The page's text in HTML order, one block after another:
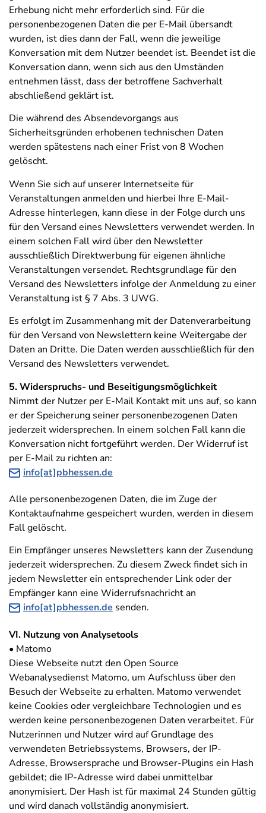
Erhebung nicht mehr erforderlich sind. Für die
personenbezogenen Daten die per E-Mail übersandt
wurden, ist dies dann der Fall, wenn die jeweilige
Konversation mit dem Nutzer beendet ist. Beendet ist die
Konversation dann, wenn sich aus den Umständen
entnehmen lässt, dass der betroffene Sachverhalt
abschließend geklärt ist.
Die während des Absendevorgangs aus
Sicherheitsgründen erhobenen technischen Daten
werden spätestens nach einer Frist von 8 Wochen
gelöscht.
Wenn Sie sich auf unserer Internetseite für
Veranstaltungen anmelden und hierbei Ihre E-Mail-
Adresse hinterlegen, kann diese in der Folge durch uns
für den Versand eines Newsletters verwendet werden. In
einem solchen Fall wird über den Newsletter
ausschließlich Direktwerbung für eigenen ähnliche
Veranstaltungen versendet. Rechtsgrundlage für den
Versand des Newsletters infolge der Anmeldung zu einer
Veranstaltung ist § 7 Abs. 3 UWG.
Es erfolgt im Zusammenhang mit der Datenverarbeitung
für den Versand von Newslettern keine Weitergabe der
Daten an Dritte. Die Daten werden ausschließlich für den
Versand des Newsletters verwendet.
5. Widerspruchs- und Beseitigungsmöglichkeit
Nimmt der Nutzer per E-Mail Kontakt mit uns auf, so kann
er der Speicherung seiner personenbezogenen Daten
jederzeit widersprechen. In einem solchen Fall kann die
Konversation nicht fortgeführt werden. Der Widerruf ist
per E-Mail zu richten an:
info[at]pbhessen.de
Alle personenbezogenen Daten, die im Zuge der
Kontaktaufnahme gespeichert wurden, werden in diesem
Fall gelöscht.
Ein Empfänger unseres Newsletters kann der Zusendung
jederzeit widersprechen. Zu diesem Zweck findet sich in
jedem Newsletter ein entsprechender Link oder der
Empfänger kann eine Widerrufsnachricht an
info[at]pbhessen.de senden.
VI. Nutzung von Analysetools
• Matomo
Diese Webseite nutzt den Open Source
Webanalysedienst Matomo, um Aufschluss über den
Besuch der Webseite zu erhalten. Matomo verwendet
keine Cookies oder vergleichbare Technologien und es
werden keine personenbezogenen Daten verarbeitet. Für
Nutzerinnen und Nutzer wird auf Grundlage des
verwendeten Betriebssystems, Browsers, der IP-
Adresse, Browsersprache und Browser-Plugins ein Hash
gebildet; die IP-Adresse wird dabei unmittelbar
anonymisiert. Der Hash ist für maximal 24 Stunden gültig
und wird danach vollständig anonymisiert.